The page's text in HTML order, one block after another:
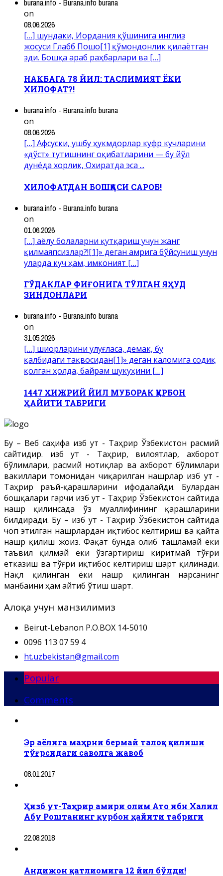
burana.info - Burana.info burana
on
08.06.2026
[…] шундаки, Иордания қўшинига инглиз
жосуси Глабб Пошо[1] қўмондонлик қилаётган
эди. Бошқа араб раҳбарлари ва […]
НАКБАГА 78 ЙИЛ: ТАСЛИМИЯТ ЁКИ
ХИЛОФАТ?!
burana.info - Burana.info burana
on
08.06.2026
[…] Афсуски, ушбу ҳукмдорлар куфр кучларини
«дўст» тутишнинг оқибатларини — бу йўл
дунёда хорлик, Охиратда эса ...
ХИЛОФАТДАН БОШҚАСИ САРОБ!
burana.info - Burana.info burana
on
01.06.2026
[…] аёлу болаларни қутқариш учун жанг
қилмаяпсизлар?![1]» деган амрига бўйсуниш учун
уларда куч ҳам, имконият […]
ГЎДАКЛАР ФИҒОНИГА ТЎЛГАН ЯҲУД
ЗИНДОНЛАРИ
burana.info - Burana.info burana
on
31.05.2026
[…] шиорларини улуғласа, демак, бу
қалбидаги тақвосидан[1]» деган каломига содиқ
қолган ҳолда, байрам шукуҳини […]
1447 ҲИЖРИЙ ЙИЛ МУБОРАК ҚУРБОН
ҲАЙИТИ ТАБРИГИ
Бу – Веб саҳифа Ҳизб ут - Таҳрир Ўзбекистон расмий
сайтидир. Ҳизб ут - Таҳрир, вилоятлар, ахборот
бўлимлари, расмий нотиқлар ва ахборот бўлимлари
вакиллари томонидан чиқарилган нашрлар Ҳизб ут -
Таҳрир раъй-қарашларини ифодалайди. Булардан
бошқалари гарчи Ҳизб ут - Таҳрир Ўзбекистон сайтида
нашр қилинсада ўз муаллифининг қарашларини
билдиради. Бу – Ҳизб ут - Таҳрир Ўзбекистон сайтида
чоп этилган нашрлардан иқтибос келтириш ва қайта
нашр қилиш жоиз. Фақат бунда олиб ташламай ёки
таъвил қилмай ёки ўзгартириш киритмай тўғри
етказиш ва тўғри иқтибос келтириш шарт қилинади.
Нақл қилинган ёки нашр қилинган нарсанинг
манбаини ҳам айтиб ўтиш шарт.
Алоқа учун манзилимиз
Beirut-Lebanon P.O.BOX 14-5010
0096 113 07 59 4
ht.uzbekistan@gmail.com
Popular
Comments
Эр аёлига маҳрни бермай талоқ қилиши
тўғрсидаги саволга жавоб
08.01.2017
Ҳизб ут-Таҳрир амири олим Ато ибн Халил
Абу Роштанинг қурбон ҳайити табриги
22.08.2018
Андижон қатлиомига 12 йил бўлди!